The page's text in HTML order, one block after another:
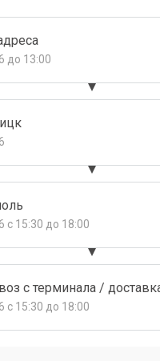
до 13:00
с 15:30 до 18:00
с терминала /
с 15:30 до 18:00